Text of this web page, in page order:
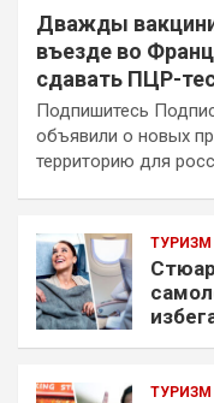
Дважды
въезде во
сдавать ПЦР-
Подпишитесь
объявили о новых
территорию для
ТУРИЗМ
ТУРИЗМ